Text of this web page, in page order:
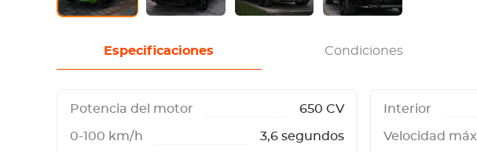
Especificaciones Condiciones
Potencia del motor 650 CV
0-100 km/h 3,6 segundos
Interior
Velocidad máx